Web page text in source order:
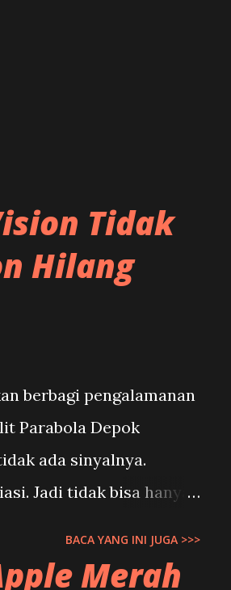
Rp 950.000 Dengan
sudah bisa menikmati c...
Tidak
Hilang
berbagi pengalamanan
Parabola Depok
ada sinyalnya.
Jadi tidak bisa hanya
bisa ditemukan
BACA YANG INI JUGA >>>
Merah